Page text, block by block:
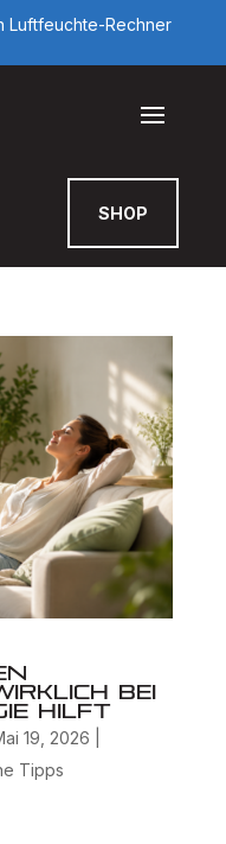
Luftfeuchte-Rechner
SHOP
bei
hilft
19, 2026
Tipps